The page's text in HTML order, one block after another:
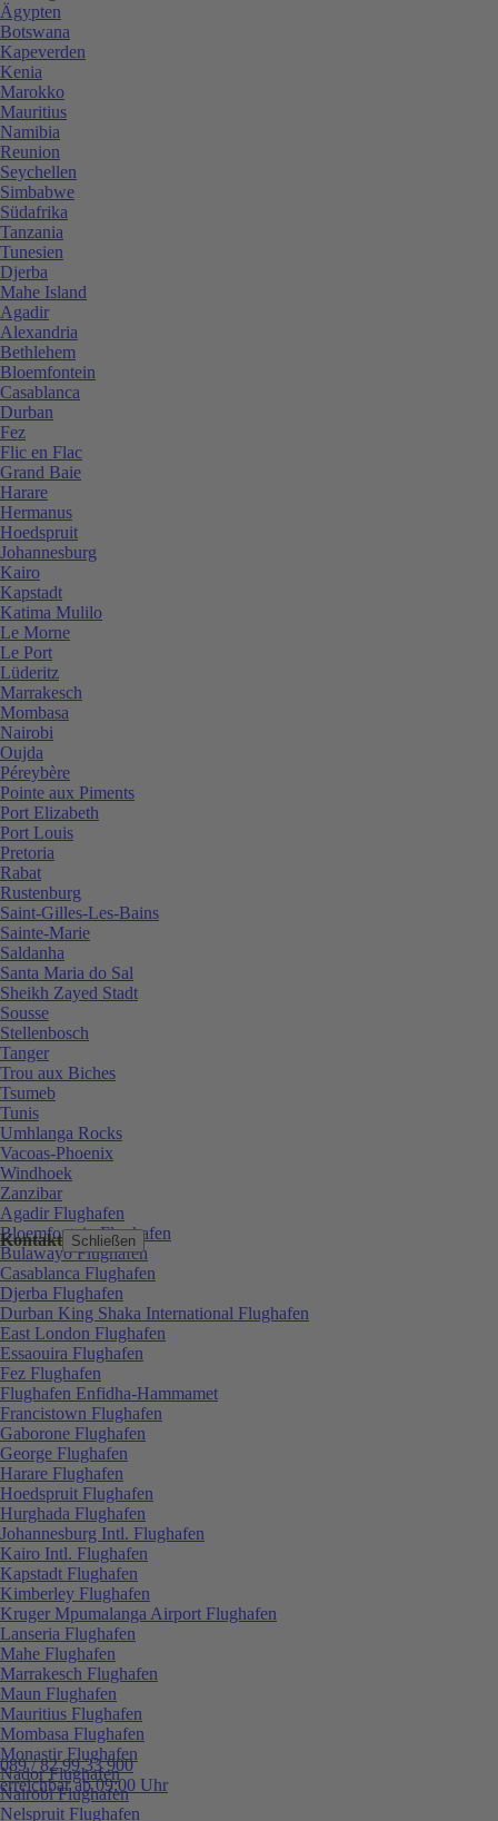
Kontakt Schließen
089 / 82 99 33 900
erreichbar ab 09:00 Uhr
Ägypten
Botswana
Kapeverden
Kenia
Marokko
Mauritius
Namibia
Reunion
Seychellen
Simbabwe
Südafrika
Tanzania
Tunesien
Djerba
Mahe Island
Agadir
Alexandria
Bethlehem
Bloemfontein
Casablanca
Durban
Fez
Flic en Flac
Grand Baie
Harare
Hermanus
Hoedspruit
Johannesburg
Kairo
Kapstadt
Katima Mulilo
Le Morne
Le Port
Lüderitz
Marrakesch
Mombasa
Nairobi
Oujda
Péreybère
Pointe aux Piments
Port Elizabeth
Port Louis
Pretoria
Rabat
Rustenburg
Saint-Gilles-Les-Bains
Sainte-Marie
Saldanha
Santa Maria do Sal
Sheikh Zayed Stadt
Sousse
Stellenbosch
Tanger
Trou aux Biches
Tsumeb
Tunis
Umhlanga Rocks
Vacoas-Phoenix
Windhoek
Zanzibar
Agadir Flughafen
Bloemfontein Flughafen
Bulawayo Flughafen
Casablanca Flughafen
Djerba Flughafen
Durban King Shaka International Flughafen
East London Flughafen
Essaouira Flughafen
Fez Flughafen
Flughafen Enfidha-Hammamet
Francistown Flughafen
Gaborone Flughafen
George Flughafen
Harare Flughafen
Hoedspruit Flughafen
Hurghada Flughafen
Johannesburg Intl. Flughafen
Kairo Intl. Flughafen
Kapstadt Flughafen
Kimberley Flughafen
Kruger Mpumalanga Airport Flughafen
Lanseria Flughafen
Mahe Flughafen
Marrakesch Flughafen
Maun Flughafen
Mauritius Flughafen
Mombasa Flughafen
Monastir Flughafen
Nador Flughafen
Nairobi Flughafen
Nelspruit Flughafen